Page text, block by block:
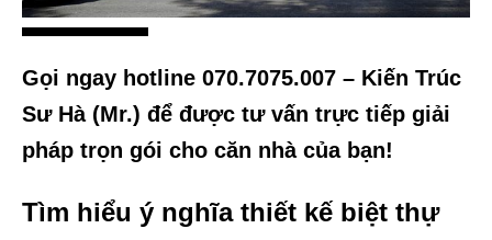
Gọi ngay hotline 070.7075.007 – Kiến Trúc
Sư Hà (Mr.) để được tư vấn trực tiếp giải
pháp trọn gói cho căn nhà của bạn!
Tìm hiểu ý nghĩa thiết kế biệt thự